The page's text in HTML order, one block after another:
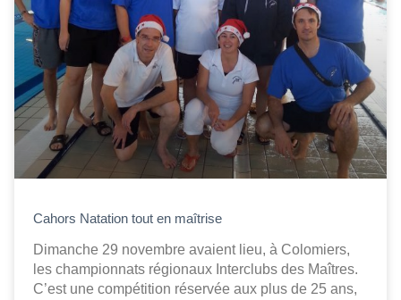
Cahors Natation tout en maîtrise
Dimanche 29 novembre avaient lieu, à Colomiers,
les championnats régionaux Interclubs des Maîtres.
C’est une compétition réservée aux plus de 25 ans,